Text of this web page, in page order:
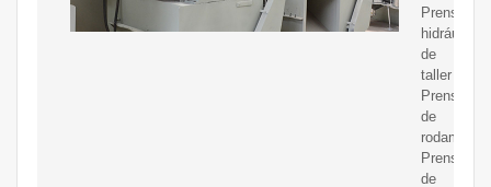
Prensa
hidráulica
de
taller
Prensa
de
Prensa
de